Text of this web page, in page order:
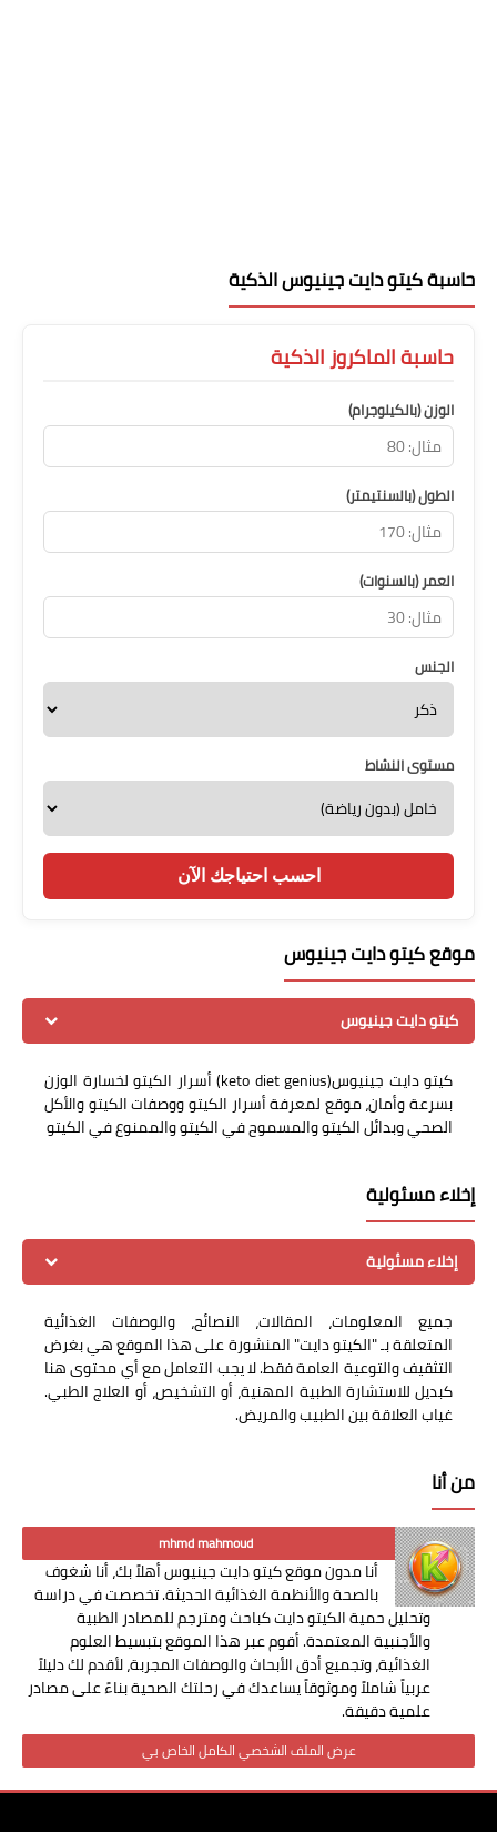
حاسبة كيتو دايت جينيوس الذكية
حاسبة الماكروز الذكية
الوزن (بالكيلوجرام)
الطول (بالسنتيمتر)
العمر (بالسنوات)
الجنس
مستوى النشاط
احسب احتياجك الآن
موقع كيتو دايت جينيوس
كيتو دايت جينيوس
كيتو دايت جينيوس(keto diet genius) أسرار الكيتو لخسارة الوزن
بسرعة وأمان، موقع لمعرفة أسرار الكيتو ووصفات الكيتو والأكل
الصحي وبدائل الكيتو والمسموح في الكيتو والممنوع في الكيتو
إخلاء مسئولية
إخلاء مسئولية
جميع المعلومات، المقالات، النصائح، والوصفات الغذائية
المتعلقة بـ "الكيتو دايت" المنشورة على هذا الموقع هي بغرض
التثقيف والتوعية العامة فقط. لا يجب التعامل مع أي محتوى هنا
كبديل للاستشارة الطبية المهنية، أو التشخيص، أو العلاج الطبي.
غياب العلاقة بين الطبيب والمريض.
من أنا
mhmd mahmoud
أنا مدون موقع كيتو دايت جينيوس أهلاً بك، أنا شغوف
بالصحة والأنظمة الغذائية الحديثة. تخصصت في دراسة
وتحليل حمية الكيتو دايت كباحث ومترجم للمصادر الطبية
والأجنبية المعتمدة. أقوم عبر هذا الموقع بتبسيط العلوم
الغذائية، وتجميع أدق الأبحاث والوصفات المجربة، لأقدم لك دليلاً
عربياً شاملاً وموثوقاً يساعدك في رحلتك الصحية بناءً على مصادر
علمية دقيقة.
عرض الملف الشخصي الكامل الخاص بي